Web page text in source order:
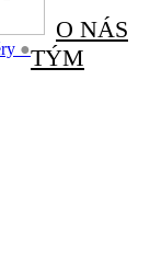
●
O NÁS
TÝM